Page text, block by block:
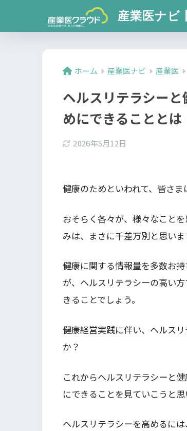
産業医ナビ
ホーム 産業医ナビ 産業医
ヘルスリテラシー
めにできることとは
2026年5月12日
健康のためといわれて、皆さ
おそらく各々が、様々なこと
みは、まさに千差万別と思いま
健康に関する情報量を多数お
が、ヘルスリテラシーの高い
きることでしょう。
健康経営実践に伴い、ヘルス
か？
これからヘルスリテラシーと
にできることを見ていこうと思
ヘルスリテラシーを高めるに